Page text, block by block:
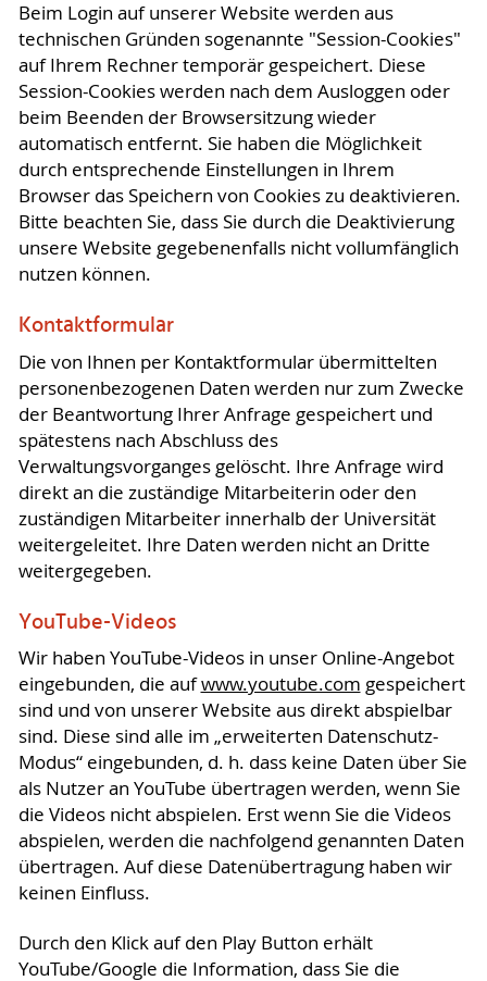
Beim Login auf unserer Website werden aus
technischen Gründen sogenannte "Session-Cookies"
auf Ihrem Rechner temporär gespeichert. Diese
Session-Cookies werden nach dem Ausloggen oder
beim Beenden der Browsersitzung wieder
automatisch entfernt. Sie haben die Möglichkeit
durch entsprechende Einstellungen in Ihrem
Browser das Speichern von Cookies zu deaktivieren.
Bitte beachten Sie, dass Sie durch die Deaktivierung
unsere Website gegebenenfalls nicht vollumfänglich
nutzen können.
Kontaktformular
Die von Ihnen per Kontaktformular übermittelten
personenbezogenen Daten werden nur zum Zwecke
der Beantwortung Ihrer Anfrage gespeichert und
spätestens nach Abschluss des
Verwaltungsvorganges gelöscht. Ihre Anfrage wird
direkt an die zuständige Mitarbeiterin oder den
zuständigen Mitarbeiter innerhalb der Universität
weitergeleitet. Ihre Daten werden nicht an Dritte
weitergegeben.
YouTube-Videos
Wir haben YouTube-Videos in unser Online-Angebot
eingebunden, die aufwww.youtube.com gespeichert
sind und von unserer Website aus direkt abspielbar
sind. Diese sind alle im „erweiterten Datenschutz-
Modus“ eingebunden, d. h. dass keine Daten über Sie
als Nutzer an YouTube übertragen werden, wenn Sie
die Videos nicht abspielen. Erst wenn Sie die Videos
abspielen, werden die nachfolgend genannten Daten
übertragen. Auf diese Datenübertragung haben wir
keinen Einfluss.
Durch den Klick auf den Play Button erhält
YouTube/Google die Information, dass Sie die